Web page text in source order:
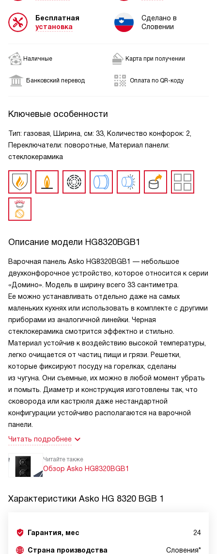
Бесплатная
установка
Сделано в
Словении
Наличные Карта при получении
Банковский перевод Оплата по QR-коду
Ключевые особенности
Тип: газовая, Ширина, см: 33, Количество конфорок: 2,
Переключатели: поворотные, Материал панели:
стеклокерамика
Описание модели HG8320BGB1
Варочная панель Asko HG8320BGB1 — небольшое
двухконфорочное устройство, которое относится к серии
«Домино». Модель в ширину всего 33 сантиметра.
Ее можно устанавливать отдельно даже на самых
маленьких кухнях или использовать в комплекте с другими
приборами из аналогичной линейки. Черная
стеклокерамика смотрится эффектно и стильно.
Материал устойчив к воздействию высокой температуры,
легко очищается от частиц пищи и грязи. Решетки,
которые фиксируют посуду на горелках, сделаны
из чугуна. Они съемные, их можно в любой момент убрать
и помыть. Диаметр и конструкция изготовлены так, что
сковорода или кастрюля даже нестандартной
конфигурации устойчиво располагаются на варочной
панели.
Читать подробнее
Читайте также
Обзор Asko HG8320BGB1
Характеристики Asko HG 8320 BGB 1
Гарантия, мес 24
Страна производства Словения*